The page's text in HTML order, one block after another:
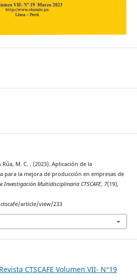
M. C. . (2023). Aplicación de la
para la mejora de producción en empresas de
Investigación Multidisciplinaria CTSCAFE, 7(19),
article/view/233
CTSCAFE Volumen VII- N°19